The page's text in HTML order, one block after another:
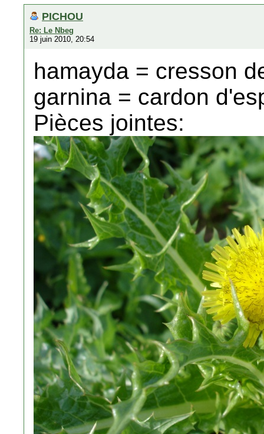
PICHOU
Re: Le Nbeg
19 juin 2010, 20:54
hamayda = cresson
garnina = cardon
Pièces jointes: